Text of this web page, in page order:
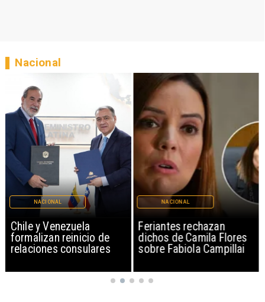
Chile y Venezuela
formalizan reinicio de
relaciones consulares
NACIONAL
Feriantes rechazan
dichos de Camila Flores
sobre Fabiola Campillai
NACIONAL
Nacional